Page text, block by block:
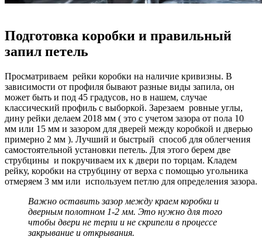
Подготовка коробки и правильный
запил петель
Просматриваем рейки коробки на наличие кривизны. В
зависимости от профиля бывают разные виды запила, он
может быть и под 45 градусов, но в нашем, случае
классический профиль с выборкой. Зарезаем ровные углы,
дину рейки делаем 2018 мм ( это с учетом зазора от пола 10
мм или 15 мм и зазором для дверей между коробкой и дверью
примерно 2 мм ). Лучший и быстрый способ для облегчения
самостоятельной установки петель. Для этого берем две
струбцины и покручиваем их к двери по торцам. Кладем
рейку, коробки на струбцину от верха с помощью угольника
отмеряем 3 мм или используем петлю для определения зазора.
Важно оставить зазор между краем коробки и
дверным полотном 1-2 мм. Это нужно для того
чтобы двери не терли и не скрипели в процессе
закрывание и открывания.